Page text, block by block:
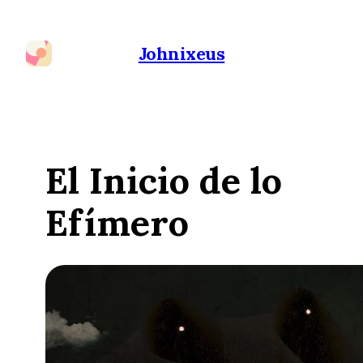
Johnixeus
El Inicio de lo
Efímero